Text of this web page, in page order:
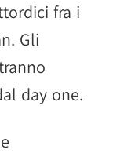
fra i
Gli
day one.